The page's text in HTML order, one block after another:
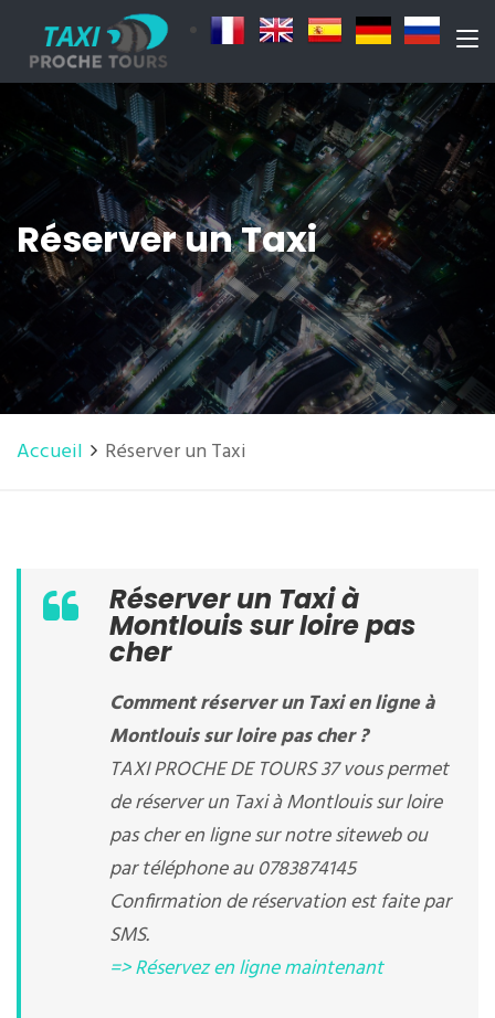
Réserver un Taxi
Accueil Réserver un Taxi
Réserver un Taxi à
Montlouis sur loire pas
cher
Comment réserver un Taxi en ligne à
Montlouis sur loire pas cher ?
TAXI PROCHE DE TOURS 37 vous permet
de réserver un Taxi à Montlouis sur loire
pas cher en ligne sur notre siteweb ou
par téléphone au 0783874145
Confirmation de réservation est faite par
SMS.
=> Réservez en ligne maintenant